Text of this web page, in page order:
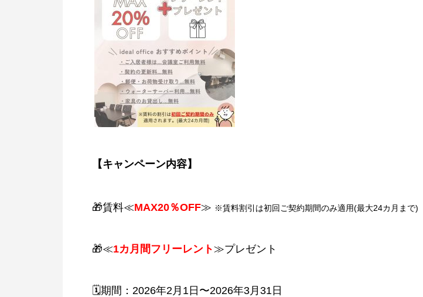
【キャンペーン内容】
🎁賃料≪MAX20％OFF≫ ※賃料割引は初回ご契約期間のみ適用(最大24カ月まで)
🎁≪1カ月間フリーレント≫プレゼント
🗓️期間：2026年2月1日〜2026年3月31日